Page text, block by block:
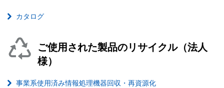
カタログ
ご使用された製品のリサイクル（法人
様）
事業系使用済み情報処理機器回収・再資源化